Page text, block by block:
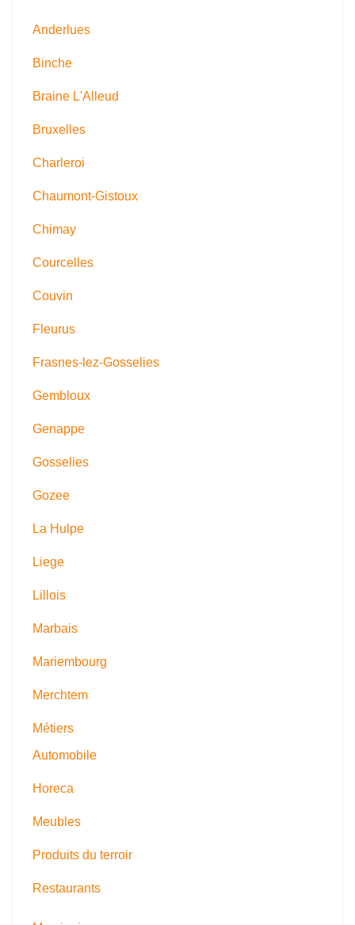
Anderlues
Binche
Braine L'Alleud
Bruxelles
Charleroi
Chaumont-Gistoux
Chimay
Courcelles
Couvin
Fleurus
Frasnes-lez-Gosselies
Gembloux
Genappe
Gosselies
Gozee
La Hulpe
Liege
Lillois
Marbais
Mariembourg
Merchtem
Métiers
Automobile
Horeca
Meubles
Produits du terroir
Restaurants